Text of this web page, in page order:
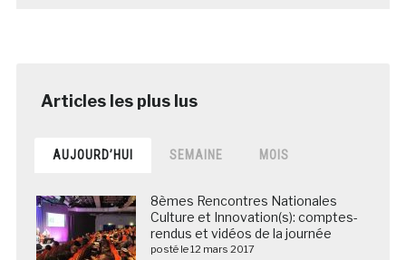
AUJOURD’HUI SEMAINE MOIS
8èmes Rencontres Nationales
Culture et Innovation(s): comptes-
rendus et vidéos de la journée
posté le 12 mars 2017